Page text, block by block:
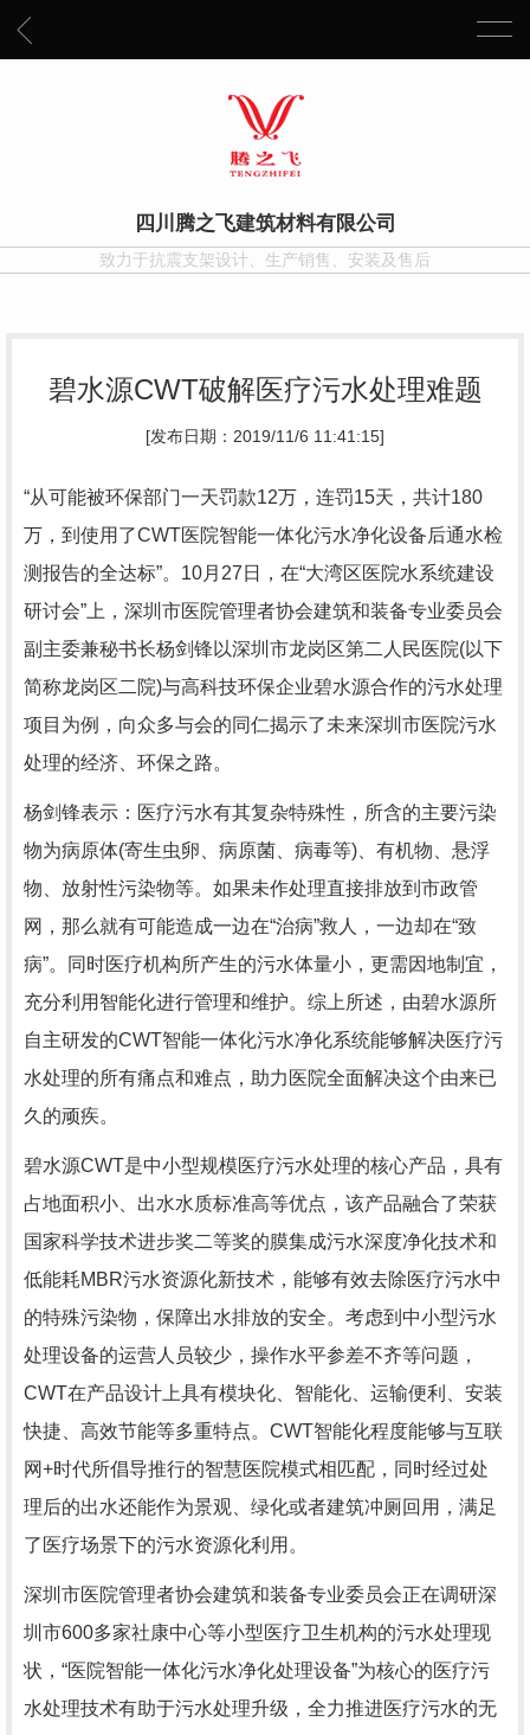
四川腾之飞建筑材料有限公司
致力于抗震支架设计、生产销售、安装及售后
碧水源CWT破解医疗污水处理难题
[发布日期：2019/11/6 11:41:15]
“从可能被环保部门一天罚款12万，连罚15天，共计180
万，到使用了CWT医院智能一体化污水净化设备后通水检
测报告的全达标”。10月27日，在“大湾区医院水系统建设
研讨会”上，深圳市医院管理者协会建筑和装备专业委员会
副主委兼秘书长杨剑锋以深圳市龙岗区第二人民医院(以下
简称龙岗区二院)与高科技环保企业碧水源合作的污水处理
项目为例，向众多与会的同仁揭示了未来深圳市医院污水
处理的经济、环保之路。
杨剑锋表示：医疗污水有其复杂特殊性，所含的主要污染
物为病原体(寄生虫卵、病原菌、病毒等)、有机物、悬浮
物、放射性污染物等。如果未作处理直接排放到市政管
网，那么就有可能造成一边在“治病”救人，一边却在“致
病”。同时医疗机构所产生的污水体量小，更需因地制宜，
充分利用智能化进行管理和维护。综上所述，由碧水源所
自主研发的CWT智能一体化污水净化系统能够解决医疗污
水处理的所有痛点和难点，助力医院全面解决这个由来已
久的顽疾。
碧水源CWT是中小型规模医疗污水处理的核心产品，具有
占地面积小、出水水质标准高等优点，该产品融合了荣获
国家科学技术进步奖二等奖的膜集成污水深度净化技术和
低能耗MBR污水资源化新技术，能够有效去除医疗污水中
的特殊污染物，保障出水排放的安全。考虑到中小型污水
处理设备的运营人员较少，操作水平参差不齐等问题，
CWT在产品设计上具有模块化、智能化、运输便利、安装
快捷、高效节能等多重特点。CWT智能化程度能够与互联
网+时代所倡导推行的智慧医院模式相匹配，同时经过处
理后的出水还能作为景观、绿化或者建筑冲厕回用，满足
了医疗场景下的污水资源化利用。
深圳市医院管理者协会建筑和装备专业委员会正在调研深
圳市600多家社康中心等小型医疗卫生机构的污水处理现
状，“医院智能一体化污水净化处理设备”为核心的医疗污
水处理技术有助于污水处理升级，全力推进医疗污水的无